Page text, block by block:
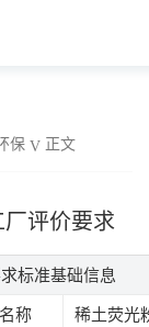
保 正文
评价要求
标准基础信息
称
稀土荧光